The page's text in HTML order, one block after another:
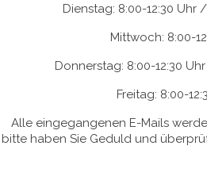
Dienstag: 8:00-12:30 Uhr
Mittwoch: 8:00-
Donnerstag: 8:00-12:30
Freitag: 8:00-
Alle eingegangenen E-Mails
bitte haben Sie Geduld und